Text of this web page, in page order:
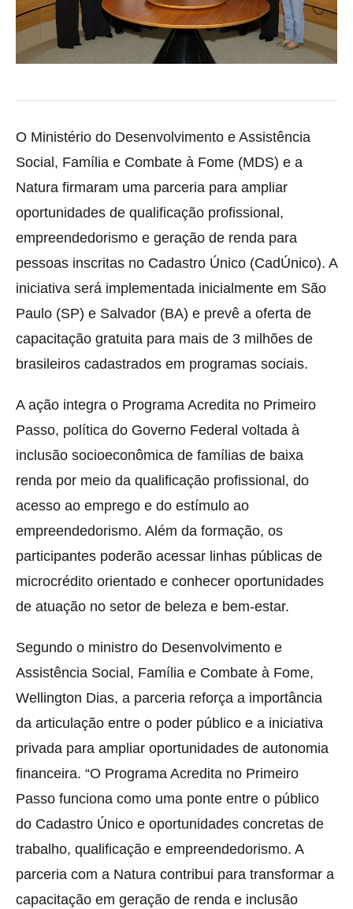
O Ministério do Desenvolvimento e Assistência
Social, Família e Combate à Fome (MDS) e a
Natura firmaram uma parceria para ampliar
oportunidades de qualificação profissional,
empreendedorismo e geração de renda para
pessoas inscritas no Cadastro Único (CadÚnico). A
iniciativa será implementada inicialmente em São
Paulo (SP) e Salvador (BA) e prevê a oferta de
capacitação gratuita para mais de 3 milhões de
brasileiros cadastrados em programas sociais.
A ação integra o Programa Acredita no Primeiro
Passo, política do Governo Federal voltada à
inclusão socioeconômica de famílias de baixa
renda por meio da qualificação profissional, do
acesso ao emprego e do estímulo ao
empreendedorismo. Além da formação, os
participantes poderão acessar linhas públicas de
microcrédito orientado e conhecer oportunidades
de atuação no setor de beleza e bem-estar.
Segundo o ministro do Desenvolvimento e
Assistência Social, Família e Combate à Fome,
Wellington Dias, a parceria reforça a importância
da articulação entre o poder público e a iniciativa
privada para ampliar oportunidades de autonomia
financeira. “O Programa Acredita no Primeiro
Passo funciona como uma ponte entre o público
do Cadastro Único e oportunidades concretas de
trabalho, qualificação e empreendedorismo. A
parceria com a Natura contribui para transformar a
capacitação em geração de renda e inclusão